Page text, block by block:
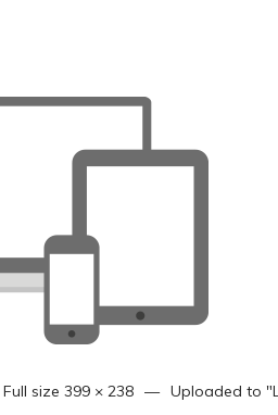
Full size 399 × 238 Uploaded to